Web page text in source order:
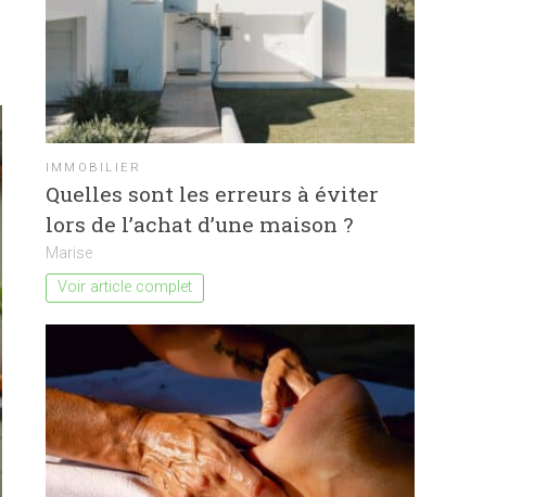
IMMOBILIER
Quelles sont les erreurs à éviter
lors de l’achat d’une maison ?
Marise
Voir article complet